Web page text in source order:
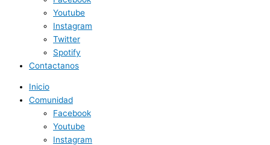
Youtube
Instagram
Twitter
Spotify
Contactanos
Inicio
Comunidad
Facebook
Youtube
Instagram